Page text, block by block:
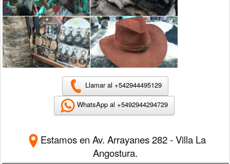
Llamar al +542944495129
WhatsApp al +5492944294729
Estamos en Av. Arrayanes 282 - Villa La
Angostura.